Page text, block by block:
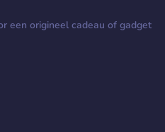
een origineel cadeau of gadget